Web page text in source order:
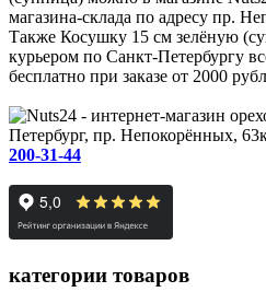
магазина-склада по адресу пр.
Также Косушку 15 см зелёную
курьером по Санкт-Петербургу
бесплатно при заказе от 2000
Петербург, пр. Непокорённых,
200-31-44
категории товаров